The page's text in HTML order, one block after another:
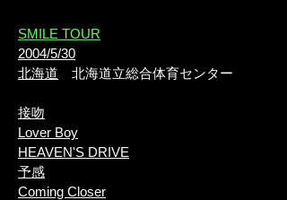
​SMILE TOUR
2004/5/30
北海道 北海道立総合体育センター
接吻
Lover Boy
HEAVEN'S DRIVE
予感
Coming Closer